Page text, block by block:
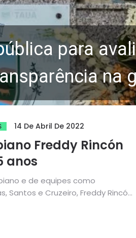
para
na
14 De Abril De 2022
Freddy Rincón
anos
e de equipes como
Santos e Cruzeiro, Freddy Rincón